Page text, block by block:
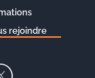
rejoindre